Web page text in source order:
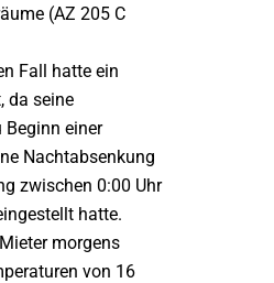
(AZ 205 C
Fall hatte ein
da seine
Beginn einer
Nachtabsenkung
zwischen 0:00 Uhr
hatte.
morgens
von 16